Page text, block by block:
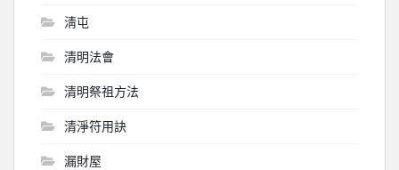
淸屯
清明法會
清明祭祖方法
清淨符用訣
漏財屋